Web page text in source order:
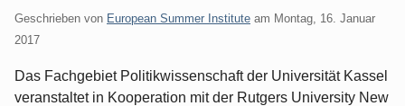
Geschrieben von European Summer Institute am Montag, 16. Januar
2017
Das Fachgebiet Politikwissenschaft der Universität Kassel
veranstaltet in Kooperation mit der Rutgers University New